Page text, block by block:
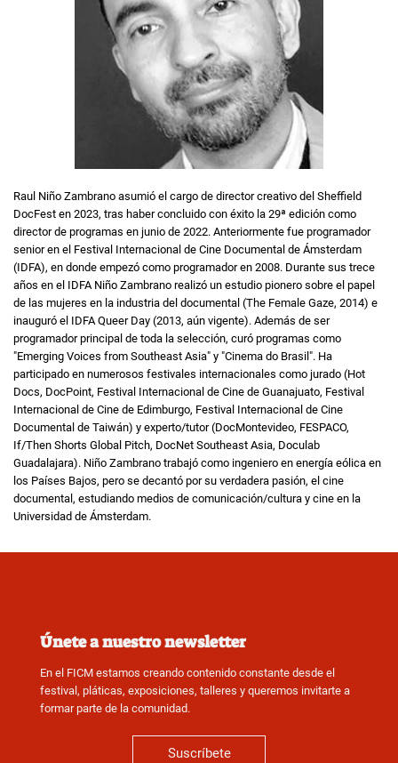
Raul Niño Zambrano asumió el cargo de director creativo del Sheffield
DocFest en 2023, tras haber concluido con éxito la 29ª edición como
director de programas en junio de 2022. Anteriormente fue programador
senior en el Festival Internacional de Cine Documental de Ámsterdam
(IDFA), en donde empezó como programador en 2008. Durante sus trece
años en el IDFA Niño Zambrano realizó un estudio pionero sobre el papel
de las mujeres en la industria del documental (The Female Gaze, 2014) e
inauguró el IDFA Queer Day (2013, aún vigente). Además de ser
programador principal de toda la selección, curó programas como
"Emerging Voices from Southeast Asia" y "Cinema do Brasil". Ha
participado en numerosos festivales internacionales como jurado (Hot
Docs, DocPoint, Festival Internacional de Cine de Guanajuato, Festival
Internacional de Cine de Edimburgo, Festival Internacional de Cine
Documental de Taiwán) y experto/tutor (DocMontevideo, FESPACO,
If/Then Shorts Global Pitch, DocNet Southeast Asia, Doculab
Guadalajara). Niño Zambrano trabajó como ingeniero en energía eólica en
los Países Bajos, pero se decantó por su verdadera pasión, el cine
documental, estudiando medios de comunicación/cultura y cine en la
Universidad de Ámsterdam.
Únete a nuestro newsletter
En el FICM estamos creando contenido constante desde el
festival, pláticas, exposiciones, talleres y queremos invitarte a
formar parte de la comunidad.
Suscríbete